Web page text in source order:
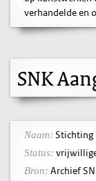
verhandelde en
SNK
Naam: Stichting
Status:
Bron: Archief